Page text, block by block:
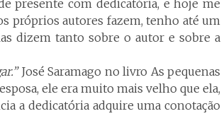
presente com dedicatória, e hoje me
próprios autores fazem, tenho até um
dizem tanto sobre o autor e sobre a
José Saramago no livro As pequenas
ele era muito mais velho que ela,
a dedicatória adquire uma conotação